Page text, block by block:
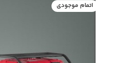
اتمام موجودی